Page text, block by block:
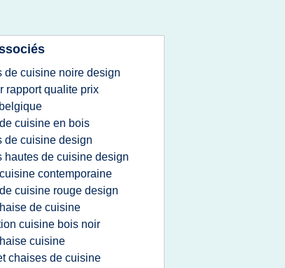
de cuisine noire design
rapport qualite prix
cuisine en bois
de cuisine design
hautes de cuisine design
contemporaine
cuisine rouge design
de cuisine
cuisine bois noir
cuisine
chaises de cuisine